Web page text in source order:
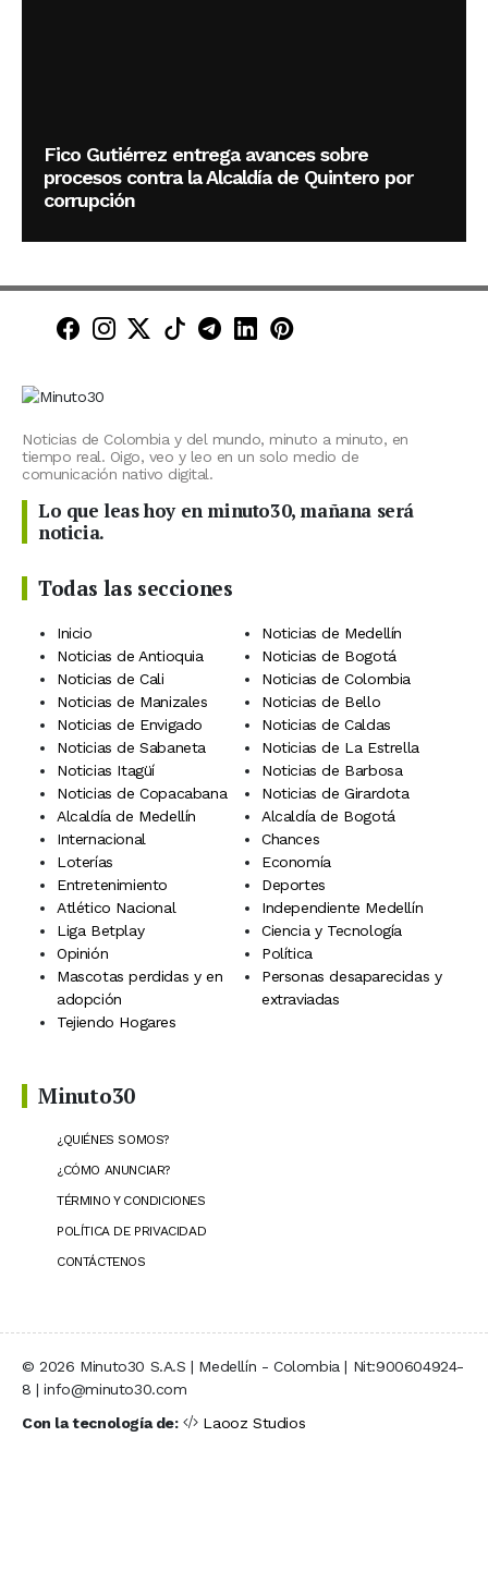
Fico Gutiérrez entrega avances sobre
procesos contra la Alcaldía de Quintero por
corrupción
Minuto30 en Facebook
Minuto30 en Instagram
Minuto30 en X (Twitter)
Minuto30 en TikTok
Canal de Minuto30 en
Minuto30 en LinkedIn
Minuto30 en
Noticias de Colombia y del mundo, minuto a minuto, en
tiempo real. Oigo, veo y leo en un solo medio de
comunicación nativo digital.
Lo que leas hoy en minuto30, mañana será
noticia.
Todas las secciones
Inicio
Noticias de Medellín
Noticias de Antioquia
Noticias de Bogotá
Noticias de Cali
Noticias de Colombia
Noticias de Manizales
Noticias de Bello
Noticias de Envigado
Noticias de Caldas
Noticias de Sabaneta
Noticias de La Estrella
Noticias Itagüí
Noticias de Barbosa
Noticias de Copacabana
Noticias de Girardota
Alcaldía de Medellín
Alcaldía de Bogotá
Internacional
Chances
Loterías
Economía
Entretenimiento
Deportes
Atlético Nacional
Independiente Medellín
Liga Betplay
Ciencia y Tecnología
Opinión
Política
Mascotas perdidas y en
adopción
Personas desaparecidas y
extraviadas
Tejiendo Hogares
Minuto30
¿QUIÉNES SOMOS?
¿CÓMO ANUNCIAR?
TÉRMINO Y CONDICIONES
POLÍTICA DE PRIVACIDAD
CONTÁCTENOS
© 2026 Minuto30 S.A.S | Medellín - Colombia | Nit:900604924-
8 | info@minuto30.com
Con la tecnología de:
Laooz Studios